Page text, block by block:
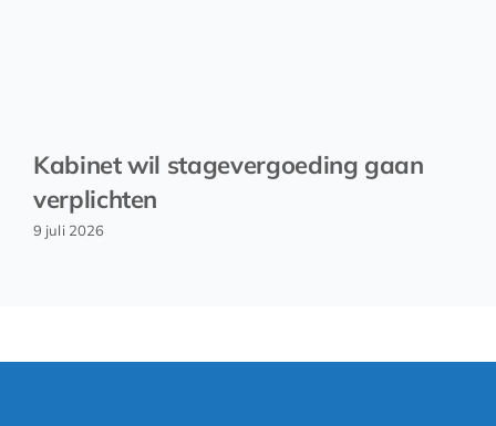
Kabinet wil stagevergoeding gaan
verplichten
9 juli 2026